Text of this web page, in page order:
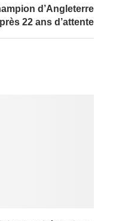
d’Angleterre
22 ans d’attente